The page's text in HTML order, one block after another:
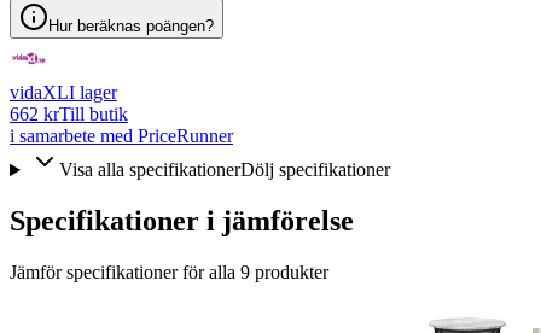
Hur beräknas poängen?
vidaXLI lager
662 krTill butik
i samarbete med PriceRunner
Visa alla specifikationerDölj specifikationer
Specifikationer i jämförelse
Jämför specifikationer för alla 9 produkter